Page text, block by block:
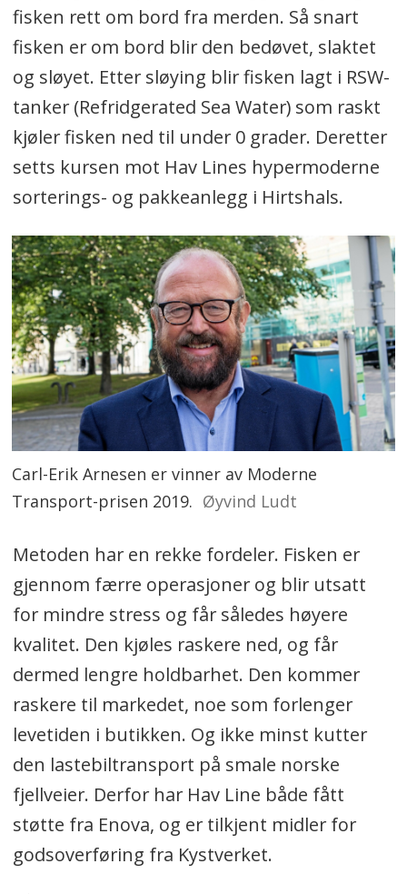
fisken rett om bord fra merden. Så snart
fisken er om bord blir den bedøvet, slaktet
og sløyet. Etter sløying blir fisken lagt i RSW-
tanker (Refridgerated Sea Water) som raskt
kjøler fisken ned til under 0 grader. Deretter
setts kursen mot Hav Lines hypermoderne
sorterings- og pakkeanlegg i Hirtshals.
Carl-Erik Arnesen er vinner av Moderne
Transport-prisen 2019. Øyvind Ludt
Metoden har en rekke fordeler. Fisken er
gjennom færre operasjoner og blir utsatt
for mindre stress og får således høyere
kvalitet. Den kjøles raskere ned, og får
dermed lengre holdbarhet. Den kommer
raskere til markedet, noe som forlenger
levetiden i butikken. Og ikke minst kutter
den lastebiltransport på smale norske
fjellveier. Derfor har Hav Line både fått
støtte fra Enova, og er tilkjent midler for
godsoverføring fra Kystverket.